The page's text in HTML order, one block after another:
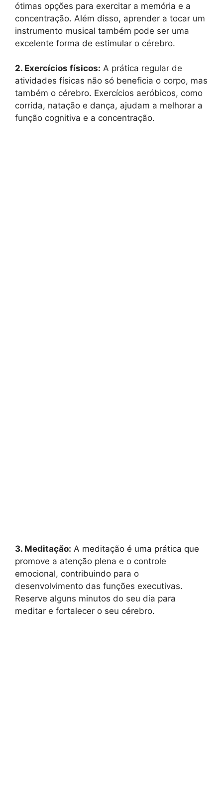
ótimas opções para exercitar a memória e a
concentração. Além disso, aprender a tocar um
instrumento musical também pode ser uma
excelente forma de estimular o cérebro.
2. Exercícios físicos: A prática regular de
atividades físicas não só beneficia o corpo, mas
também o cérebro. Exercícios aeróbicos, como
corrida, natação e dança, ajudam a melhorar a
função cognitiva e a concentração.
3. Meditação: A meditação é uma prática que
promove a atenção plena e o controle
emocional, contribuindo para o
desenvolvimento das funções executivas.
Reserve alguns minutos do seu dia para
meditar e fortalecer o seu cérebro.